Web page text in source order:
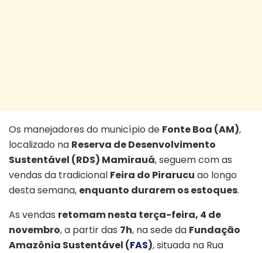
Os manejadores do município de Fonte Boa (AM),
localizado na Reserva de Desenvolvimento
Sustentável (RDS) Mamirauá, seguem com as
vendas da tradicional Feira do Pirarucu ao longo
desta semana, enquanto durarem os estoques.
As vendas retomam nesta terça-feira, 4 de
novembro, a partir das 7h, na sede da Fundação
Amazônia Sustentável (FAS), situada na Rua